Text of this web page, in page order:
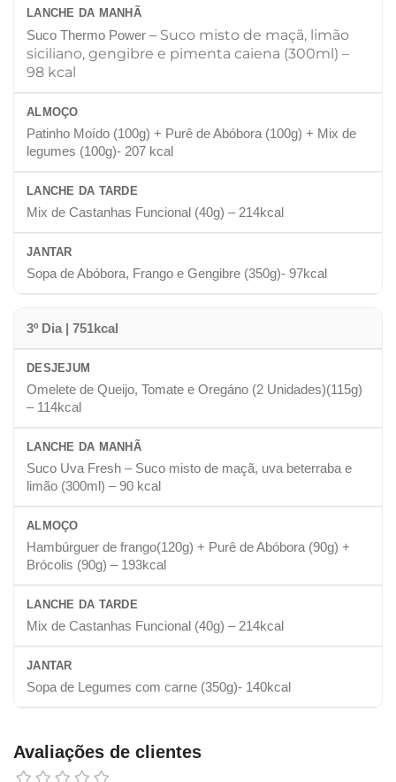
LANCHE DA MANHÃ
Suco Thermo Power – Suco misto de maçã, limão
siciliano, gengibre e pimenta caiena (300ml) –
98 kcal
ALMOÇO
Patinho Moído (100g) + Purê de Abóbora (100g) + Mix de
legumes (100g)- 207 kcal
LANCHE DA TARDE
Mix de Castanhas Funcional (40g) – 214kcal
JANTAR
Sopa de Abóbora, Frango e Gengibre (350g)- 97kcal
3º Dia | 751kcal
DESJEJUM
Omelete de Queijo, Tomate e Oregáno (2 Unidades)(115g)
– 114kcal
LANCHE DA MANHÃ
Suco Uva Fresh – Suco misto de maçã, uva beterraba e
limão (300ml) – 90 kcal
ALMOÇO
Hambúrguer de frango(120g) + Purê de Abóbora (90g) +
Brócolis (90g) – 193kcal
LANCHE DA TARDE
Mix de Castanhas Funcional (40g) – 214kcal
JANTAR
Sopa de Legumes com carne (350g)- 140kcal
Avaliações de clientes